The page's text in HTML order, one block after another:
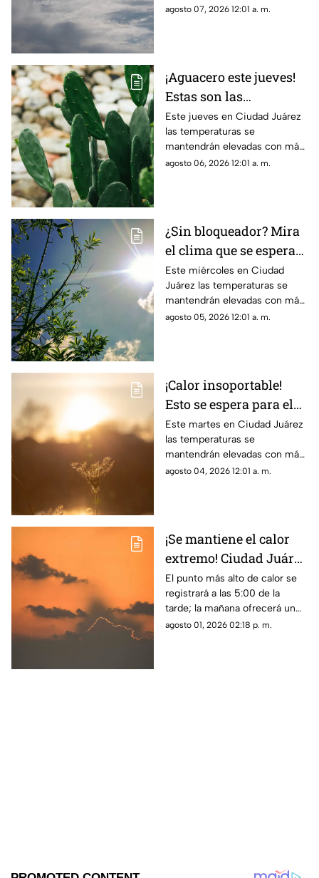
dar un respiro este viernes
agosto 07, 2026 12:01 a. m.
¡Aguacero este jueves!
Estas son las
probabilidades de
lluvia para el clima de
hoy en Ciudad Juárez
Este jueves en Ciudad Juárez
las temperaturas se
mantendrán elevadas con más
de 40 grados y probabilidad de
agosto 06, 2026 12:01 a. m.
¿Sin bloqueador? Mira
el clima que se espera
para hoy, 5 de agosto,
en Ciudad Juárez
Este miércoles en Ciudad
Juárez las temperaturas se
mantendrán elevadas con más
de 40 grados
agosto 05, 2026 12:01 a. m.
¡Calor insoportable!
Esto se espera para el
clima de hoy en Ciudad
Juárez
Este martes en Ciudad Juárez
las temperaturas se
mantendrán elevadas con más
de 40 grados
agosto 04, 2026 12:01 a. m.
¡Se mantiene el calor
extremo! Ciudad Juárez
tendrá hasta 38 grados
en el clima de este
domingo
El punto más alto de calor se
registrará a las 5:00 de la
tarde; la mañana ofrecerá un
ambiente más fresco con 26
agosto 01, 2026 02:18 p. m.